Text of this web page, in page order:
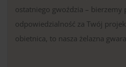
ostatniego gwoździa – bierzemy
odpowiedzialność za Twój
obietnica, to nasza żelazna